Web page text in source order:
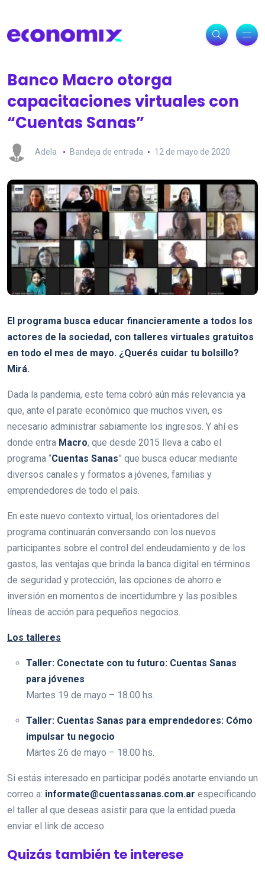
Banco Macro otorga
capacitaciones virtuales con
“Cuentas Sanas”
Adela Bandeja de entrada 12 de mayo de 2020
El programa busca educar financieramente a todos los
actores de la sociedad, con talleres virtuales gratuitos
en todo el mes de mayo. ¿Querés cuidar tu bolsillo?
Mirá.
Dada la pandemia, este tema cobró aún más relevancia ya
que, ante el parate económico que muchos viven, es
necesario administrar sabiamente los ingresos. Y ahí es
donde entra Macro, que desde 2015 lleva a cabo el
programa “Cuentas Sanas” que busca educar mediante
diversos canales y formatos a jóvenes, familias y
emprendedores de todo el país.
En este nuevo contexto virtual, los orientadores del
programa continuarán conversando con los nuevos
participantes sobre el control del endeudamiento y de los
gastos, las ventajas que brinda la banca digital en términos
de seguridad y protección, las opciones de ahorro e
inversión en momentos de incertidumbre y las posibles
líneas de acción para pequeños negocios.
Los talleres
Taller: Conectate con tu futuro: Cuentas Sanas
para jóvenes
Martes 19 de mayo – 18.00 hs.
Taller: Cuentas Sanas para emprendedores: Cómo
impulsar tu negocio
Martes 26 de mayo – 18.00 hs.
Si estás interesado en participar podés anotarte enviando un
correo a: informate@cuentassanas.com.ar especificando
el taller al que deseas asistir para que la entidad pueda
enviar el link de acceso.
Quizás también te interese